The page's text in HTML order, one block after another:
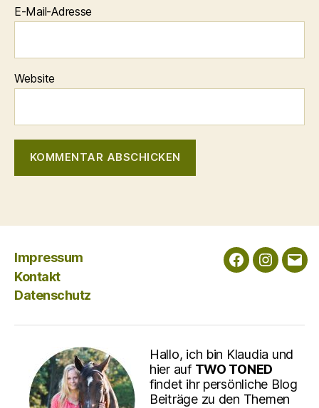
E-Mail-Adresse
Website
Impressum
Kontakt
Datenschutz
FacebookE-
Hallo, ich bin Klaudia und
hier auf TWO TONED
findet ihr persönliche Blog
Beiträge zu den Themen